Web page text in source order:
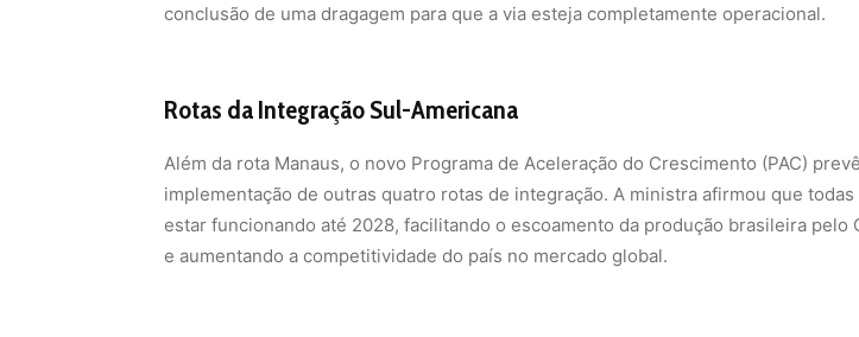
conclusão de uma dragagem para que a via esteja completamente operacional.
Rotas da Integração Sul-Americana
Além da rota Manaus, o novo Programa de Aceleração do Crescimento (PAC)
implementação de outras quatro rotas de integração. A ministra afirmou que todas
estar funcionando até 2028, facilitando o escoamento da produção brasileira pelo
e aumentando a competitividade do país no mercado global.